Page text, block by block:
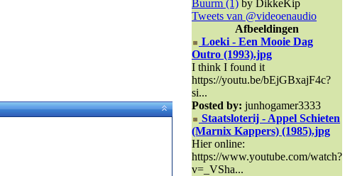
Buurm (1) by DikkeKip
Tweets van @videoenaudio
Afbeeldingen
Loeki - Een Mooie Dag
Outro (1993).jpg
I think I found it
https://youtu.be/bEjGBxajF4c?
si...
Posted by: junhogamer3333
Staatsloterij - Appel Schieten
(Marnix Kappers) (1985).jpg
Hier online:
https://www.youtube.com/watch?
v=_VSha...